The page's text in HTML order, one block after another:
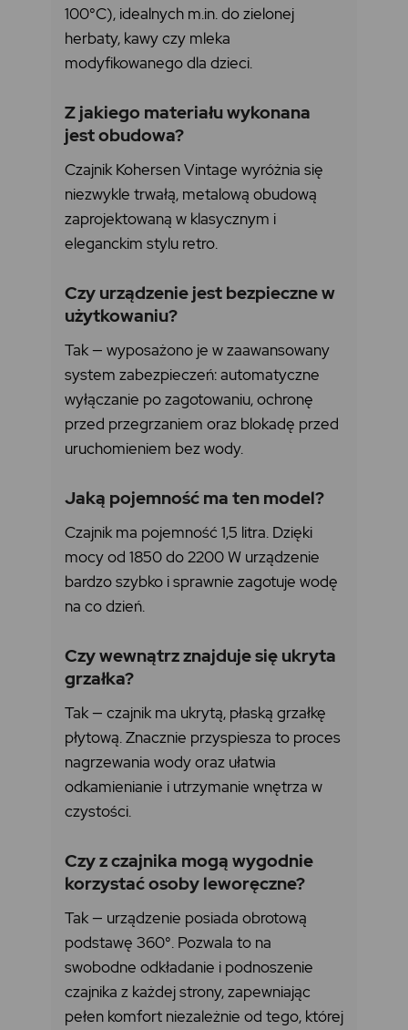
100°C), idealnych m.in. do zielonej
herbaty, kawy czy mleka
modyfikowanego dla dzieci.
Z jakiego materiału wykonana
jest obudowa?
Czajnik Kohersen Vintage wyróżnia się
niezwykle trwałą, metalową obudową
zaprojektowaną w klasycznym i
eleganckim stylu retro.
Czy urządzenie jest bezpieczne w
użytkowaniu?
Tak — wyposażono je w zaawansowany
system zabezpieczeń: automatyczne
wyłączanie po zagotowaniu, ochronę
przed przegrzaniem oraz blokadę przed
uruchomieniem bez wody.
Jaką pojemność ma ten model?
Czajnik ma pojemność 1,5 litra. Dzięki
mocy od 1850 do 2200 W urządzenie
bardzo szybko i sprawnie zagotuje wodę
na co dzień.
Czy wewnątrz znajduje się ukryta
grzałka?
Tak — czajnik ma ukrytą, płaską grzałkę
płytową. Znacznie przyspiesza to proces
nagrzewania wody oraz ułatwia
odkamienianie i utrzymanie wnętrza w
czystości.
Czy z czajnika mogą wygodnie
korzystać osoby leworęczne?
Tak — urządzenie posiada obrotową
podstawę 360°. Pozwala to na
swobodne odkładanie i podnoszenie
czajnika z każdej strony, zapewniając
pełen komfort niezależnie od tego, której